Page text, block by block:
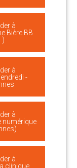
à
Bière BB
)
à
-
à
numérique
à
clinique